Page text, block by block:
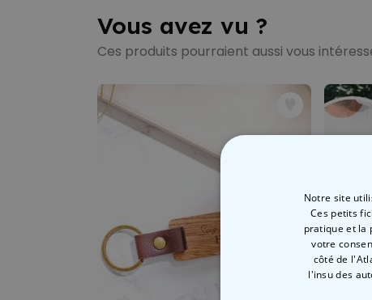
Vous avez vu ?
Ces produits pourraient aussi vous
Notre site
Ces petits
pratique et la
votre
côté de
l'insu des